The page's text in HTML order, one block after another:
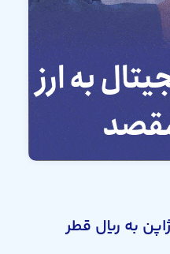
به ریال قطر